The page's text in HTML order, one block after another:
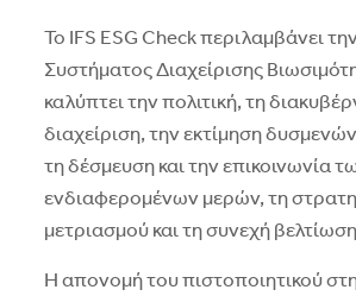
Το IFS ESG Check περιλαμβάνει
Συστήματος Διαχείρισης
καλύπτει την πολιτική, τη
διαχείριση, την εκτίμηση
τη δέσμευση και την επικοινωνία
ενδιαφερομένων μερών, τη
μετριασμού και τη συνεχή
Η απονομή του πιστοποιητικού